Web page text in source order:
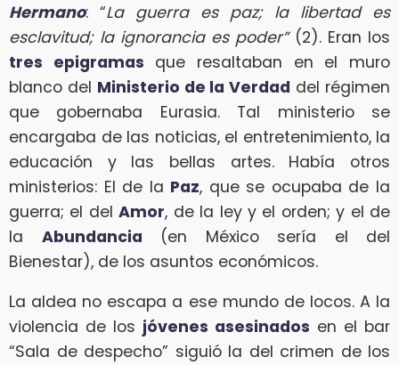
Hermano: “La guerra es paz; la libertad es
esclavitud; la ignorancia es poder” (2). Eran los
tres epigramas que resaltaban en el muro
blanco del Ministerio de la Verdad del régimen
que gobernaba Eurasia. Tal ministerio se
encargaba de las noticias, el entretenimiento, la
educación y las bellas artes. Había otros
ministerios: El de la Paz, que se ocupaba de la
guerra; el delAmor, de la ley y el orden; y el de
la Abundancia (en México sería el del
Bienestar), de los asuntos económicos.
La aldea no escapa a ese mundo de locos. A la
violencia de los jóvenes asesinados en el bar
“Sala de despecho” siguió la del crimen de los